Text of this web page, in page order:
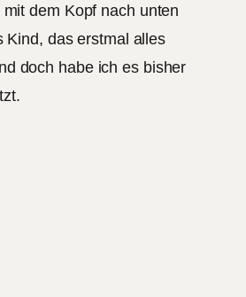
dem Kopf nach unten
Kind, das erstmal alles
doch habe ich es bisher